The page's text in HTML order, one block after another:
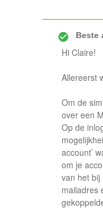
Beste
Hi Claire!
Allereerst
Om de
over een
Op de
account’
om je
van het bij
mailadres